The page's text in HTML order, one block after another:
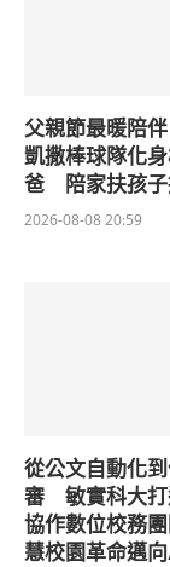
父親節最暖陪
凱撒棒球隊化
爸 陪家扶孩子
2026-08-08 20:59
從公文自動化
審 敏實科大打
協作數位校務
慧校園革命邁